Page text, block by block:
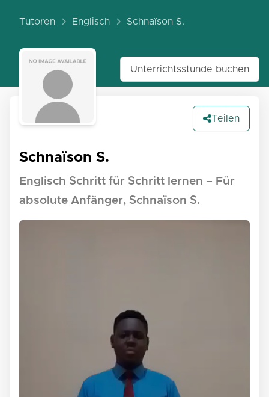
Tutoren Englisch Schnaïson S.
Unterrichtsstunde buchen
Teilen
Schnaïson S.
Englisch Schritt für Schritt lernen – Für
absolute Anfänger, Schnaïson S.